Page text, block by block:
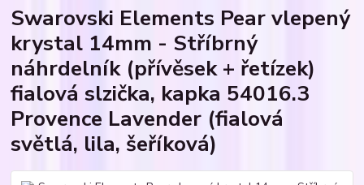
Swarovski Elements Pear vlepený
krystal 14mm - Stříbrný
náhrdelník (přívěsek + řetízek)
fialová slzička, kapka 54016.3
Provence Lavender (fialová
světlá, lila, šeříková)